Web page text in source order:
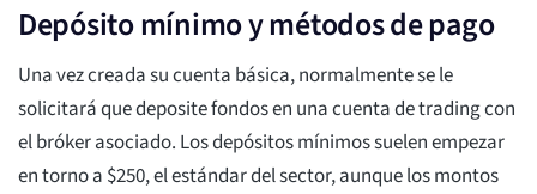
Depósito mínimo y métodos de pago
Una vez creada su cuenta básica, normalmente se le
solicitará que deposite fondos en una cuenta de trading con
el bróker asociado. Los depósitos mínimos suelen empezar
en torno a $250, el estándar del sector, aunque los montos